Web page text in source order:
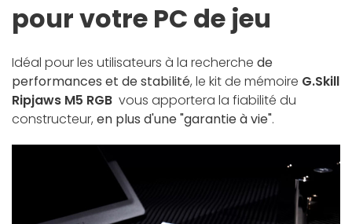
pour votre PC de jeu
Idéal pour les utilisateurs à la recherche de
performances et de stabilité, le kit de mémoire G.Skill
Ripjaws M5 RGB vous apportera la fiabilité du
constructeur, en plus d'une "garantie à vie".